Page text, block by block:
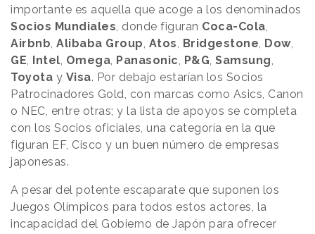
importante es aquella que acoge a los denominados
Socios Mundiales, donde figuran Coca-Cola,
Airbnb, Alibaba Group, Atos, Bridgestone, Dow,
GE, Intel, Omega, Panasonic, P&G, Samsung,
Toyota y Visa. Por debajo estarían los Socios
Patrocinadores Gold, con marcas como Asics, Canon
o NEC, entre otras; y la lista de apoyos se completa
con los Socios oficiales, una categoría en la que
figuran EF, Cisco y un buen número de empresas
japonesas.
A pesar del potente escaparate que suponen los
Juegos Olímpicos para todos estos actores, la
incapacidad del Gobierno de Japón para ofrecer